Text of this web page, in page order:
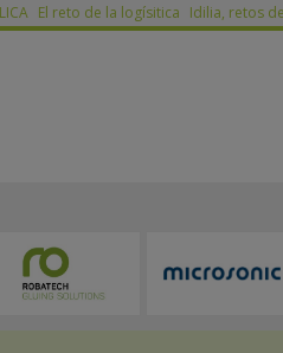
El reto de la logísitica Idilia, retos